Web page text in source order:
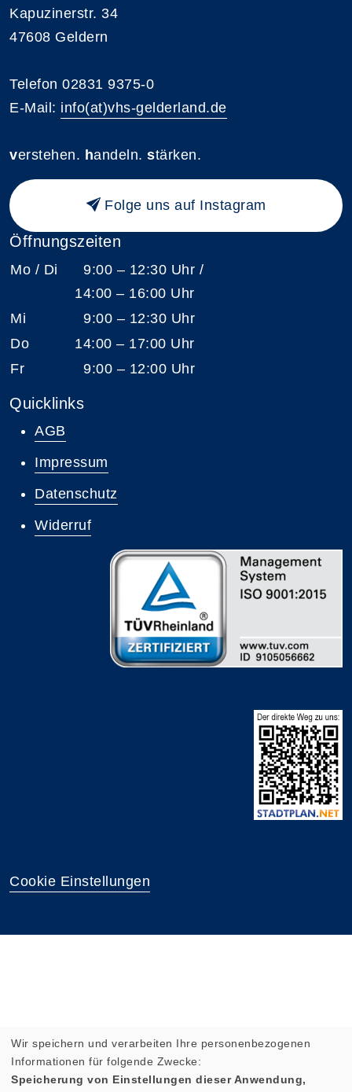
Kapuzinerstr. 34
47608 Geldern
Telefon 02831 9375-0
E-Mail: info(at)vhs-gelderland.de
verstehen. handeln. stärken.
Folge uns auf Instagram
Öffnungszeiten
Mo / Di
9:00 – 12:30 Uhr /
14:00 – 16:00 Uhr
Mi
9:00 – 12:30 Uhr
Do
14:00 – 17:00 Uhr
Fr
9:00 – 12:00 Uhr
Quicklinks
AGB
Impressum
Datenschutz
Widerruf
Cookie Einstellungen
Wir speichern und verarbeiten Ihre personenbezogenen
Informationen für folgende Zwecke:
Speicherung von Einstellungen dieser Anwendung,